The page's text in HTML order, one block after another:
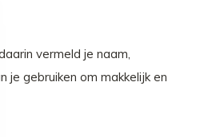
vermeld je naam,
je gebruiken om makkelijk en